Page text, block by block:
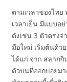
ตามเวลาของไท
เวลาเย็น มีแบบอ
ดังเช่น 3 ตัวตรงจ่
มือใหม่ เริ่มต้นด้ว
ได้แก่ จาก สลาก
ตัวบนที่ออกบ่อยม